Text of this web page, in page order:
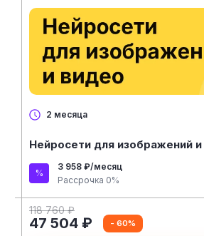
2 месяца
Нейросети для изображений
3 958 ₽/месяц
Рассрочка 0%
118 760 ₽
47 504 ₽ - 60%